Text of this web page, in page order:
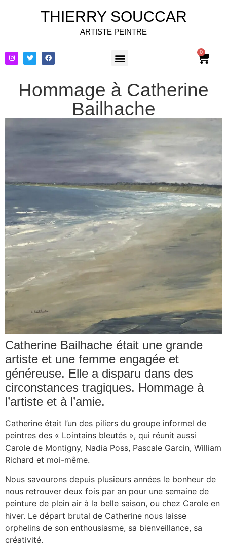
THIERRY SOUCCAR
ARTISTE PEINTRE
0
Hommage à Catherine
Bailhache
Catherine Bailhache était une grande
artiste et une femme engagée et
généreuse. Elle a disparu dans des
circonstances tragiques. Hommage à
l’artiste et à l’amie.
Catherine était l’un des piliers du groupe informel de
peintres des « Lointains bleutés », qui réunit aussi
Carole de Montigny, Nadia Poss, Pascale Garcin, William
Richard et moi-même.
Nous savourons depuis plusieurs années le bonheur de
nous retrouver deux fois par an pour une semaine de
peinture de plein air à la belle saison, ou chez Carole en
hiver. Le départ brutal de Catherine nous laisse
orphelins de son enthousiasme, sa bienveillance, sa
créativité.